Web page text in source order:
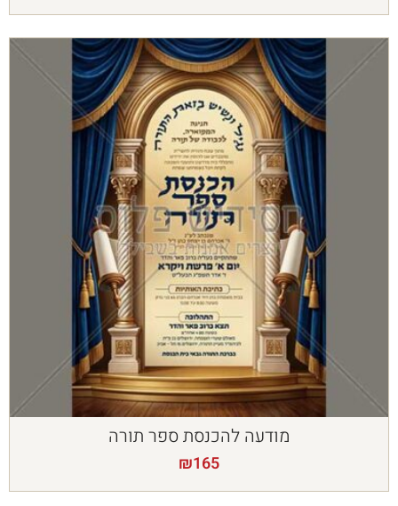
מודעה להכנסת ספר תורה
₪165